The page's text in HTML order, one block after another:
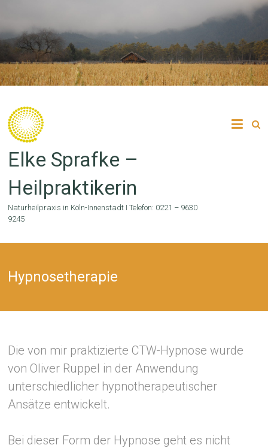
springen
Elke Sprafke –
Heilpraktikerin
Naturheilpraxis in Köln-Innenstadt I Telefon: 0221 – 9630
9245
Hypnosetherapie
Die von mir praktizierte CTW-Hypnose wurde
von Oliver Ruppel in der Anwendung
unterschiedlicher hypnotherapeutischer
Ansätze entwickelt.
Bei dieser Form der Hypnose geht es nicht